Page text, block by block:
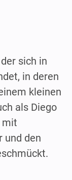
sich in
in deren
kleinen
als Diego
mit
und den